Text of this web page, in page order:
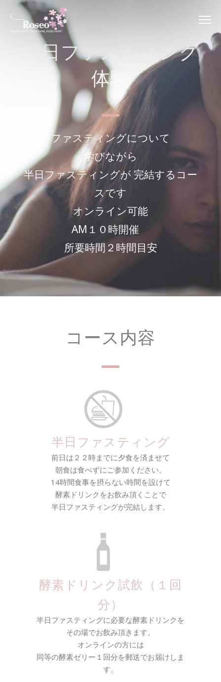
半日ファスティング
体験
ファスティングについて
学びながら
半日ファスティングが 完結するコー
スです
オンライン可能
AM１０時開催
所要時間２時間目安
コース内容
半日ファスティング
前日は２２時までに夕食を済ませて
朝食は食べずにご参加ください。
14時間食事を摂らない時間を設けて
酵素ドリンクをお飲み頂くことで
半日ファスティングが完結します。
酵素ドリンク試飲（１回
分）
半日ファスティングに必要な酵素ドリンクを
その場でお飲み頂きます。
オンラインの方には
同等の酵素ゼリー１回分を郵送でお届けしま
す。